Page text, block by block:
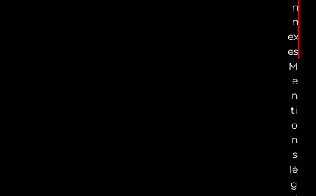
n
n
ex
es
M
e
n
ti
o
n
s
lé
g